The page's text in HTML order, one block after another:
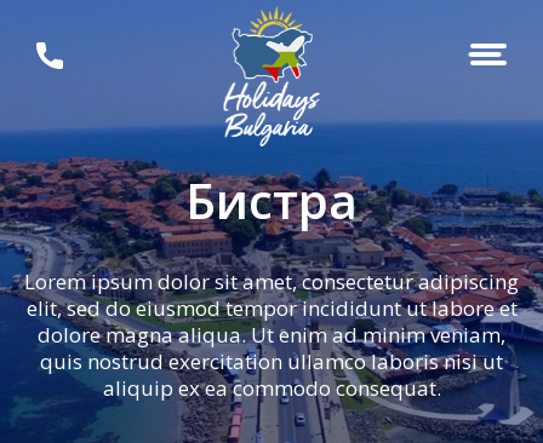
Бистра
Lorem ipsum dolor sit amet, consectetur adipiscing
elit, sed do eiusmod tempor incididunt ut labore et
dolore magna aliqua. Ut enim ad minim veniam,
quis nostrud exercitation ullamco laboris nisi ut
aliquip ex ea commodo consequat.